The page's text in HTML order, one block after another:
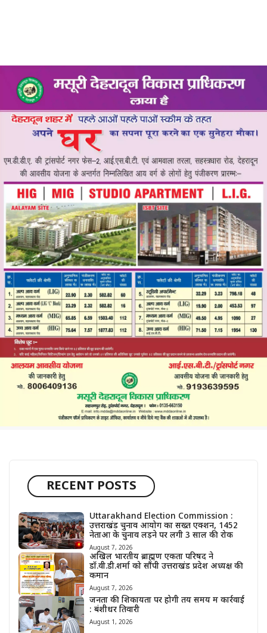
RECENT POSTS
Uttarakhand Election Commission :
उत्तराखंड चुनाव आयोग का सख्त एक्शन, 1452
नेताओं के चुनाव लड़ने पर लगी 3 साल की रोक
August 7, 2026
अखिल भारतीय ब्राह्मण एकता परिषद ने
डॉ.वी.डी.शर्मा को सौंपी उत्तराखंड प्रदेश अध्यक्ष की
कमान
August 7, 2026
जनता की शिकायतों पर होगी तय समय में कार्रवाई
: बंशीधर तिवारी
August 1, 2026